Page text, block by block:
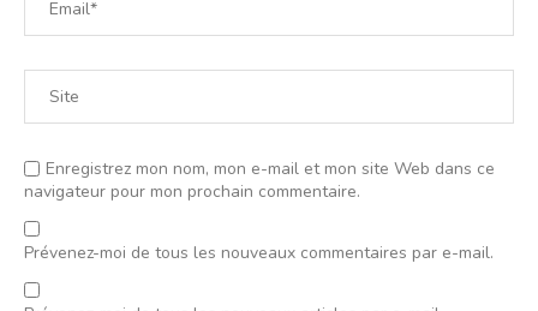
Enregistrez mon nom, mon e-mail et mon site Web dans ce
navigateur pour mon prochain commentaire.
Prévenez-moi de tous les nouveaux commentaires par e-mail.